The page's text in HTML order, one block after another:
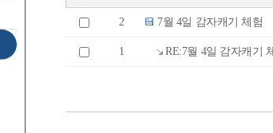
2 7월 4일 감자캐기 체험
1 RE:7월 4일 감자캐기